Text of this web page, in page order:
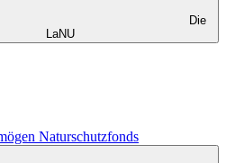
Die
LaNU
Naturschutzfonds